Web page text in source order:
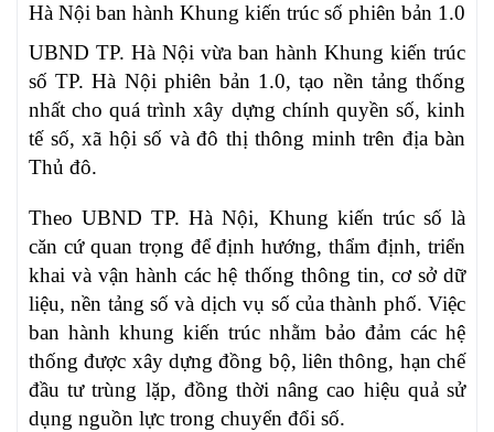
Hà Nội ban hành Khung kiến trúc số phiên bản 1.0
UBND TP. Hà Nội vừa ban hành Khung kiến trúc
số TP. Hà Nội phiên bản 1.0, tạo nền tảng thống
nhất cho quá trình xây dựng chính quyền số, kinh
tế số, xã hội số và đô thị thông minh trên địa bàn
Thủ đô.
Theo UBND TP. Hà Nội, Khung kiến trúc số là
căn cứ quan trọng để định hướng, thẩm định, triển
khai và vận hành các hệ thống thông tin, cơ sở dữ
liệu, nền tảng số và dịch vụ số của thành phố. Việc
ban hành khung kiến trúc nhằm bảo đảm các hệ
thống được xây dựng đồng bộ, liên thông, hạn chế
đầu tư trùng lặp, đồng thời nâng cao hiệu quả sử
dụng nguồn lực trong chuyển đổi số.